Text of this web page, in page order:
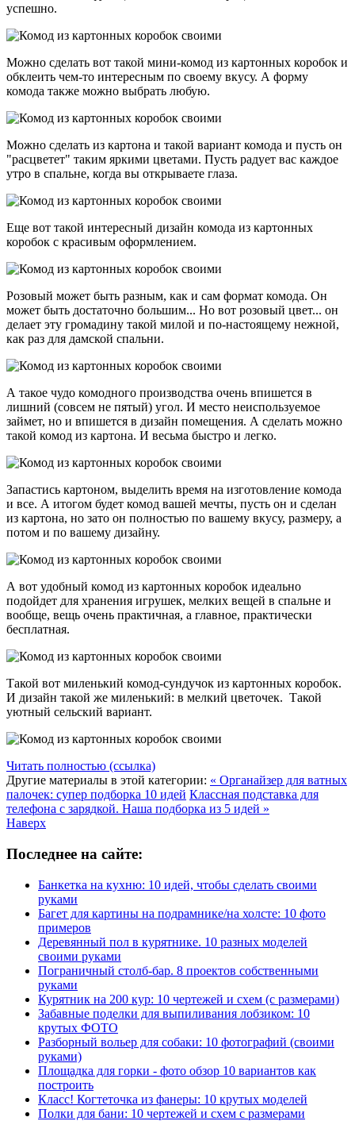
успешно.
Можно сделать вот такой мини-комод из картонных коробок и
обклеить чем-то интересным по своему вкусу. А форму
комода также можно выбрать любую.
Можно сделать из картона и такой вариант комода и пусть он
"расцветет" таким яркими цветами. Пусть радует вас каждое
утро в спальне, когда вы открываете глаза.
Еще вот такой интересный дизайн комода из картонных
коробок с красивым оформлением.
Розовый может быть разным, как и сам формат комода. Он
может быть достаточно большим... Но вот розовый цвет... он
делает эту громадину такой милой и по-настоящему нежной,
как раз для дамской спальни.
А такое чудо комодного производства очень впишется в
лишний (совсем не пятый) угол. И место неиспользуемое
займет, но и впишется в дизайн помещения. А сделать можно
такой комод из картона. И весьма быстро и легко.
Запастись картоном, выделить время на изготовление комода
и все. А итогом будет комод вашей мечты, пусть он и сделан
из картона, но зато он полностью по вашему вкусу, размеру, а
потом и по вашему дизайну.
А вот удобный комод из картонных коробок идеально
подойдет для хранения игрушек, мелких вещей в спальне и
вообще, вещь очень практичная, а главное, практически
бесплатная.
Такой вот миленький комод-сундучок из картонных коробок.
И дизайн такой же миленький: в мелкий цветочек. Такой
уютный сельский вариант.
Читать полностью (ссылка)
Другие материалы в этой категории: « Органайзер для ватных
палочек: супер подборка 10 идей Классная подставка для
телефона с зарядкой. Наша подборка из 5 идей »
Наверх
Последнее на сайте:
Банкетка на кухню: 10 идей, чтобы сделать своими
руками
Багет для картины на подрамнике/на холсте: 10 фото
примеров
Деревянный пол в курятнике. 10 разных моделей
своими руками
Пограничный столб-бар. 8 проектов собственными
руками
Курятник на 200 кур: 10 чертежей и схем (с размерами)
Забавные поделки для выпиливания лобзиком: 10
крутых ФОТО
Разборный вольер для собаки: 10 фотографий (своими
руками)
Площадка для горки - фото обзор 10 вариантов как
построить
Класс! Когтеточка из фанеры: 10 крутых моделей
Полки для бани: 10 чертежей и схем с размерами